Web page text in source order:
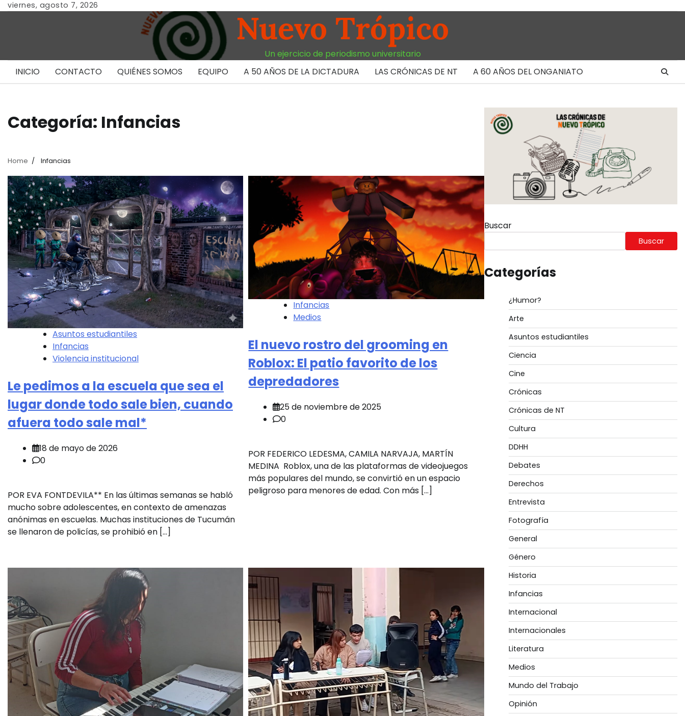
Skipviernes, agosto 7, 2026
Nuevo Trópico
Un ejercicio de periodismo universitario
INICIO
CONTACTO QUIÉNES SOMOS EQUIPO A 50 AÑOS DE LA DICTADURA LAS CRÓNICAS DE NT A 60 AÑOS DEL ONGANIATO
Categoría: Infancias
Home Infancias
Asuntos estudiantiles
Infancias
Violencia institucional
Le pedimos a la escuela que sea el
lugar donde todo sale bien, cuando
afuera todo sale mal*
18 de mayo de 2026
0
POR EVA FONTDEVILA** En las últimas semanas se habló
mucho sobre adolescentes, en contexto de amenazas
anónimas en escuelas. Muchas instituciones de Tucumán
se llenaron de policías, se prohibió en […]
Infancias
Medios
El nuevo rostro del grooming en
Roblox: El patio favorito de los
depredadores
25 de noviembre de 2025
0
POR FEDERICO LEDESMA, CAMILA NARVAJA, MARTÍN
MEDINA Roblox, una de las plataformas de videojuegos
más populares del mundo, se convirtió en un espacio
peligroso para menores de edad. Con más […]
Buscar
Buscar
Categorías
¿Humor?
Arte
Asuntos estudiantiles
Ciencia
Cine
Crónicas
Crónicas de NT
Cultura
DDHH
Debates
Derechos
Entrevista
Fotografía
General
Género
Historia
Infancias
Internacional
Internacionales
Literatura
Medios
Mundo del Trabajo
Opinión